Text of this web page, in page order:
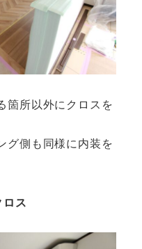
箇所以外にクロスを
グ側も同様に内装を
ロス